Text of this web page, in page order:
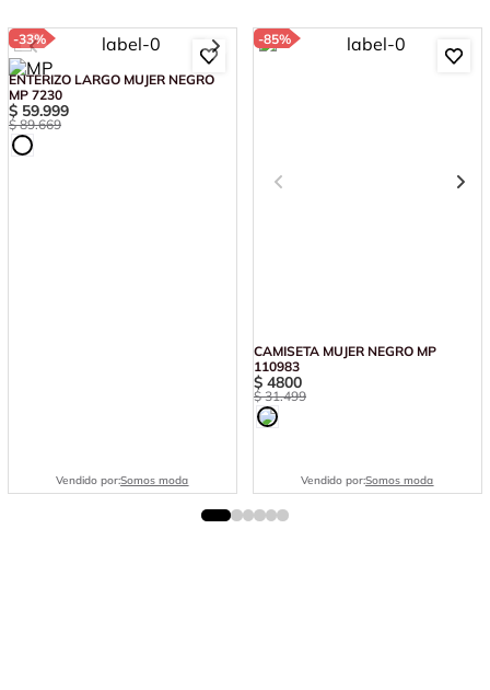
-33%
ENTERIZO LARGO MUJER NEGRO
MP 7230
$ 59.999
$ 89.669
Vendido por:Somos moda
-85%
CAMISETA MUJER NEGRO MP
110983
$ 4800
$ 31.499
Vendido por:Somos moda